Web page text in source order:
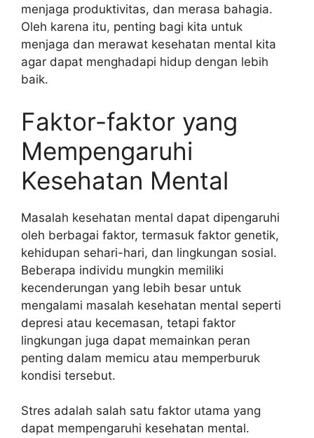
menjaga produktivitas, dan merasa bahagia.
Oleh karena itu, penting bagi kita untuk
menjaga dan merawat kesehatan mental kita
agar dapat menghadapi hidup dengan lebih
baik.
Faktor-faktor yang
Mempengaruhi
Kesehatan Mental
Masalah kesehatan mental dapat dipengaruhi
oleh berbagai faktor, termasuk faktor genetik,
kehidupan sehari-hari, dan lingkungan sosial.
Beberapa individu mungkin memiliki
kecenderungan yang lebih besar untuk
mengalami masalah kesehatan mental seperti
depresi atau kecemasan, tetapi faktor
lingkungan juga dapat memainkan peran
penting dalam memicu atau memperburuk
kondisi tersebut.
Stres adalah salah satu faktor utama yang
dapat mempengaruhi kesehatan mental.